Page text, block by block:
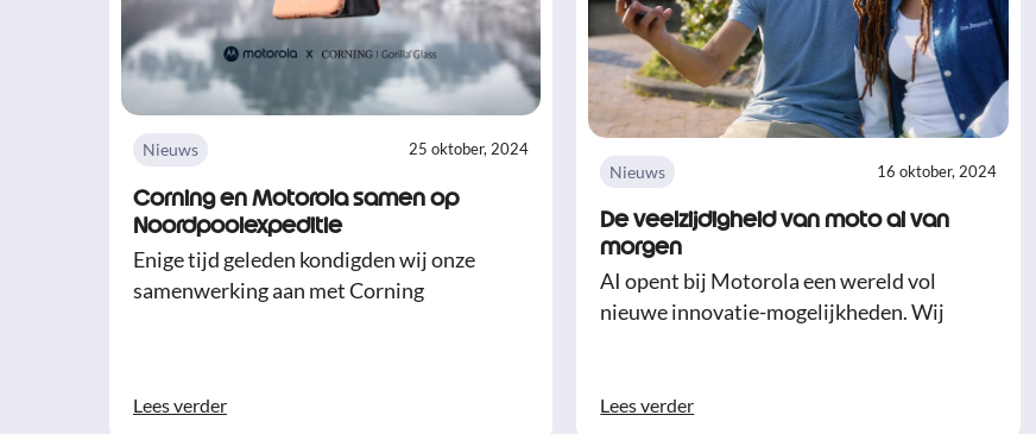
Nieuws 25 oktober, 2024
Corning en Motorola samen op
Noordpoolexpeditie
Enige tijd geleden kondigden wij onze
samenwerking aan met Corning
Lees verder
Nieuws 16 oktober, 2024
De veelzijdigheid van moto ai van
morgen
AI opent bij Motorola een wereld vol
nieuwe innovatie-mogelijkheden. Wij
Lees verder